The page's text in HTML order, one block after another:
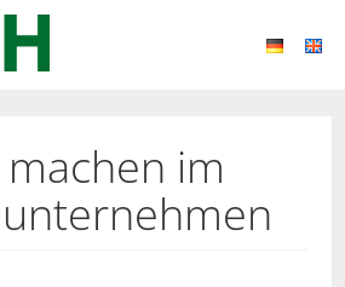
im